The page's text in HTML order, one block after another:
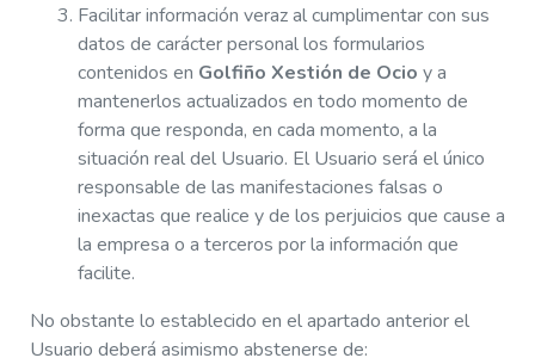
Facilitar información veraz al cumplimentar con sus
datos de carácter personal los formularios
contenidos en Golfiño Xestión de Ocio y a
mantenerlos actualizados en todo momento de
forma que responda, en cada momento, a la
situación real del Usuario. El Usuario será el único
responsable de las manifestaciones falsas o
inexactas que realice y de los perjuicios que cause a
la empresa o a terceros por la información que
facilite.
No obstante lo establecido en el apartado anterior el
Usuario deberá asimismo abstenerse de: